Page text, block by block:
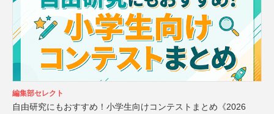
編集部セレクト
自由研究にもおすすめ！小学生向けコンテストまとめ《2026